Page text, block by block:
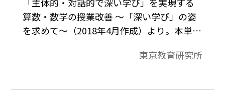
「主体的・対話的で深い学び」を実現する
算数・数学の授業改善 ～「深い学び」の姿
を求めて～（2018年4月作成）より。本単元
形の基本的な性質を論理的に確かめたり，
し，それらを確かめたり，相似な図形の性
東京教育研究所